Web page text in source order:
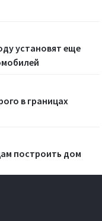
установят еще
в границах
построить дом